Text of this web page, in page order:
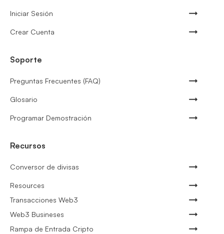
Iniciar Sesión
Crear Cuenta
Soporte
Preguntas Frecuentes (FAQ)
Glosario
Programar Demostración
Recursos
Conversor de divisas
Resources
Transacciones Web3
Web3 Busineses
Rampa de Entrada Cripto